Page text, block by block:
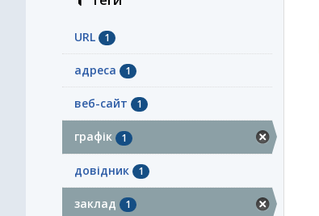
URL 1
адреса 1
веб-сайт 1
графік 1
довідник 1
заклад 1